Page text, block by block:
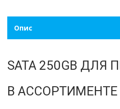
Опис
SATA 250GB ДЛЯ
В АССОРТИМЕНТЕ